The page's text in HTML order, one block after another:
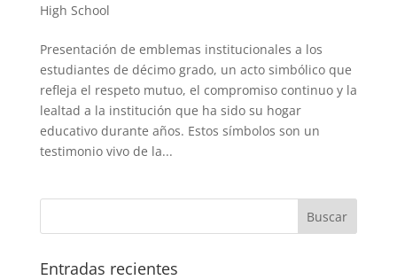
High School
Presentación de emblemas institucionales a los
estudiantes de décimo grado, un acto simbólico que
refleja el respeto mutuo, el compromiso continuo y la
lealtad a la institución que ha sido su hogar
educativo durante años. Estos símbolos son un
testimonio vivo de la...
Entradas recientes